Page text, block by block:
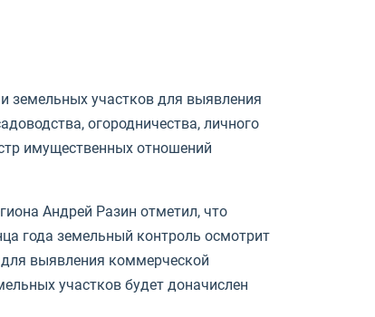
земельных участков для выявления
огородничества, личного
имущественных отношений
Андрей Разин отметил, что
года земельный контроль осмотрит
выявления коммерческой
участков будет доначислен